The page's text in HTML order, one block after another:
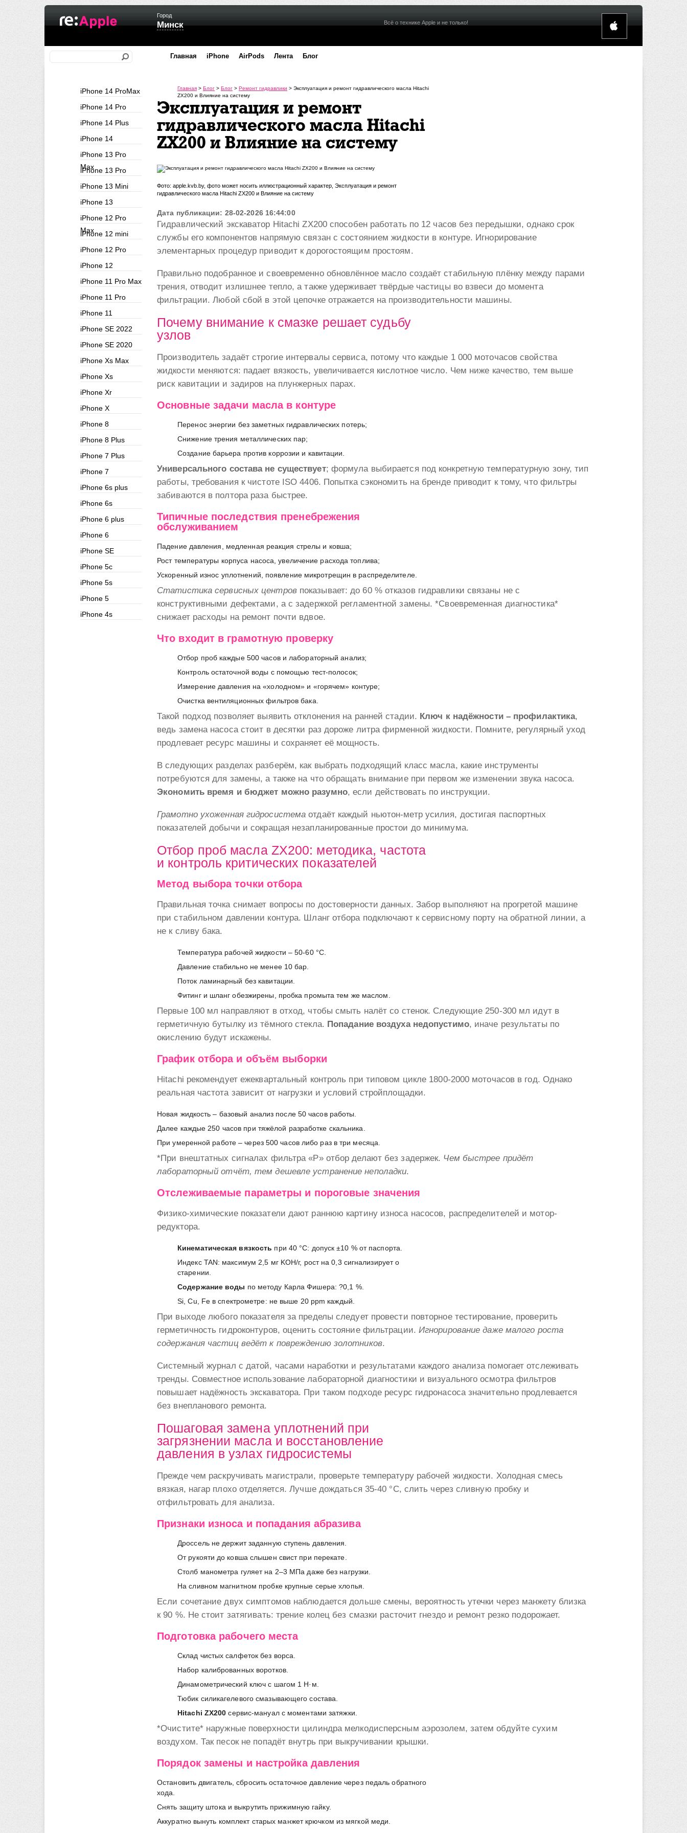
Город
Минск Всё о технике Apple и не только!
Главная iPhone AirPods Лента Блог
iPhone 14 ProMax
iPhone 14 Pro
iPhone 14 Plus
iPhone 14
iPhone 13 Pro
Max
iPhone 13 Pro
iPhone 13 Mini
iPhone 13
iPhone 12 Pro
Max
iPhone 12 mini
iPhone 12 Pro
iPhone 12
iPhone 11 Pro Max
iPhone 11 Pro
iPhone 11
iPhone SE 2022
iPhone SE 2020
iPhone Xs Max
iPhone Xs
iPhone Xr
iPhone X
iPhone 8
iPhone 8 Plus
iPhone 7 Plus
iPhone 7
iPhone 6s plus
iPhone 6s
iPhone 6 plus
iPhone 6
iPhone SE
iPhone 5c
iPhone 5s
iPhone 5
iPhone 4s
Главная > Блог > Блог > Ремонт гидравлики > Эксплуатация и ремонт гидравлического масла Hitachi
ZX200 и Влияние на систему
Эксплуатация и ремонт
гидравлического масла Hitachi
ZX200 и Влияние на систему
Фото: apple.kvb.by, фото может носить иллюстрационный характер, Эксплуатация и ремонт
гидравлического масла Hitachi ZX200 и Влияние на систему
Дата публикации: 28-02-2026 16:44:00
Гидравлический экскаватор Hitachi ZX200 способен работать по 12 часов без передышки, однако срок
службы его компонентов напрямую связан с состоянием жидкости в контуре. Игнорирование
элементарных процедур приводит к дорогостоящим простоям.
Правильно подобранное и своевременно обновлённое масло создаёт стабильную плёнку между парами
трения, отводит излишнее тепло, а также удерживает твёрдые частицы во взвеси до момента
фильтрации. Любой сбой в этой цепочке отражается на производительности машины.
Почему внимание к смазке решает судьбу
узлов
Производитель задаёт строгие интервалы сервиса, потому что каждые 1 000 моточасов свойства
жидкости меняются: падает вязкость, увеличивается кислотное число. Чем ниже качество, тем выше
риск кавитации и задиров на плунжерных парах.
Основные задачи масла в контуре
Перенос энергии без заметных гидравлических потерь;
Снижение трения металлических пар;
Создание барьера против коррозии и кавитации.
Универсального состава не существует; формула выбирается под конкретную температурную зону, тип
работы, требования к чистоте ISO 4406. Попытка сэкономить на бренде приводит к тому, что фильтры
забиваются в полтора раза быстрее.
Типичные последствия пренебрежения
обслуживанием
Падение давления, медленная реакция стрелы и ковша;
Рост температуры корпуса насоса, увеличение расхода топлива;
Ускоренный износ уплотнений, появление микротрещин в распределителе.
Статистика сервисных центровпоказывает: до 60 % отказов гидравлики связаны не с
конструктивными дефектами, а с задержкой регламентной замены. *Своевременная диагностика*
снижает расходы на ремонт почти вдвое.
Что входит в грамотную проверку
Отбор проб каждые 500 часов и лабораторный анализ;
Контроль остаточной воды с помощью тест-полосок;
Измерение давления на «холодном» и «горячем» контуре;
Очистка вентиляционных фильтров бака.
Такой подход позволяет выявить отклонения на ранней стадии. Ключ к надёжности – профилактика,
ведь замена насоса стоит в десятки раз дороже литра фирменной жидкости. Помните, регулярный уход
продлевает ресурс машины и сохраняет её мощность.
В следующих разделах разберём, как выбрать подходящий класс масла, какие инструменты
потребуются для замены, а также на что обращать внимание при первом же изменении звука насоса.
Экономить время и бюджет можно разумно, если действовать по инструкции.
Грамотно ухоженная гидросистема отдаёт каждый ньютон-метр усилия, достигая паспортных
показателей добычи и сокращая незапланированные простои до минимума.
Отбор проб масла ZX200: методика, частота
и контроль критических показателей
Метод выбора точки отбора
Правильная точка снимает вопросы по достоверности данных. Забор выполняют на прогретой машине
при стабильном давлении контура. Шланг отбора подключают к сервисному порту на обратной линии, а
не к сливу бака.
Температура рабочей жидкости – 50-60 °C.
Давление стабильно не менее 10 бар.
Поток ламинарный без кавитации.
Фитинг и шланг обезжирены, пробка промыта тем же маслом.
Первые 100 мл направляют в отход, чтобы смыть налёт со стенок. Следующие 250-300 мл идут в
герметичную бутылку из тёмного стекла. Попадание воздуха недопустимо, иначе результаты по
окислению будут искажены.
График отбора и объём выборки
Hitachi рекомендует ежеквартальный контроль при типовом цикле 1800-2000 моточасов в год. Однако
реальная частота зависит от нагрузки и условий стройплощадки.
Новая жидкость – базовый анализ после 50 часов работы.
Далее каждые 250 часов при тяжёлой разработке скальника.
При умеренной работе – через 500 часов либо раз в три месяца.
*При внештатных сигналах фильтра «P» отбор делают без задержек. Чем быстрее придёт
лабораторный отчёт, тем дешевле устранение неполадки.
Отслеживаемые параметры и пороговые значения
Физико-химические показатели дают раннюю картину износа насосов, распределителей и мотор-
редуктора.
Кинематическая вязкость при 40 °C: допуск ±10 % от паспорта.
Индекс TAN: максимум 2,5 мг KOH/г, рост на 0,3 сигнализирует о
старении.
Содержание воды по методу Карла Фишера: ?0,1 %.
Si, Cu, Fe в спектрометре: не выше 20 ppm каждый.
При выходе любого показателя за пределы следует провести повторное тестирование, проверить
герметичность гидроконтуров, оценить состояние фильтрации. Игнорирование даже малого роста
содержания частиц ведёт к повреждению золотников.
Системный журнал с датой, часами наработки и результатами каждого анализа помогает отслеживать
тренды. Совместное использование лабораторной диагностики и визуального осмотра фильтров
повышает надёжность экскаватора. При таком подходе ресурс гидронасоса значительно продлевается
без внепланового ремонта.
Пошаговая замена уплотнений при
загрязнении масла и восстановление
давления в узлах гидросистемы
Прежде чем раскручивать магистрали, проверьте температуру рабочей жидкости. Холодная смесь
вязкая, нагар плохо отделяется. Лучше дождаться 35-40 °C, слить через сливную пробку и
отфильтровать для анализа.
Признаки износа и попадания абразива
Дроссель не держит заданную ступень давления.
От рукояти до ковша слышен свист при перекате.
Столб манометра гуляет на 2–3 МПа даже без нагрузки.
На сливном магнитном пробке крупные серые хлопья.
Если сочетание двух симптомов наблюдается дольше смены, вероятность утечки через манжету близка
к 90 %. Не стоит затягивать: трение колец без смазки расточит гнездо и ремонт резко подорожает.
Подготовка рабочего места
Склад чистых салфеток без ворса.
Набор калиброванных воротков.
Динамометрический ключ с шагом 1 Н·м.
Тюбик силикагелевого смазывающего состава.
Hitachi ZX200 сервис-мануал с моментами затяжки.
*Очистите* наружные поверхности цилиндра мелкодисперсным аэрозолем, затем обдуйте сухим
воздухом. Так песок не попадёт внутрь при выкручивании крышки.
Порядок замены и настройка давления
Остановить двигатель, сбросить остаточное давление через педаль обратного
хода.
Снять защиту штока и выкрутить прижимную гайку.
Аккуратно вынуть комплект старых манжет крючком из мягкой меди.